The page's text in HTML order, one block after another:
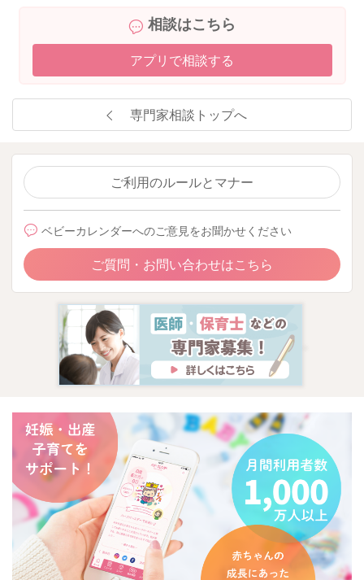
相談はこちら
アプリで相談する
専門家相談トップへ
ご利用のルールとマナー
ベビーカレンダーへのご意見をお聞かせください
ご質問・お問い合わせはこちら